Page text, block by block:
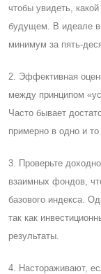
чтобы увидеть,
будущем. В идеале
минимум за пять-
2. Эффективная
между принципом
Часто бывает
примерно в одно и
3. Проверьте
взаимных фондов,
базового индекса.
так как
результаты.
4. Настораживают,